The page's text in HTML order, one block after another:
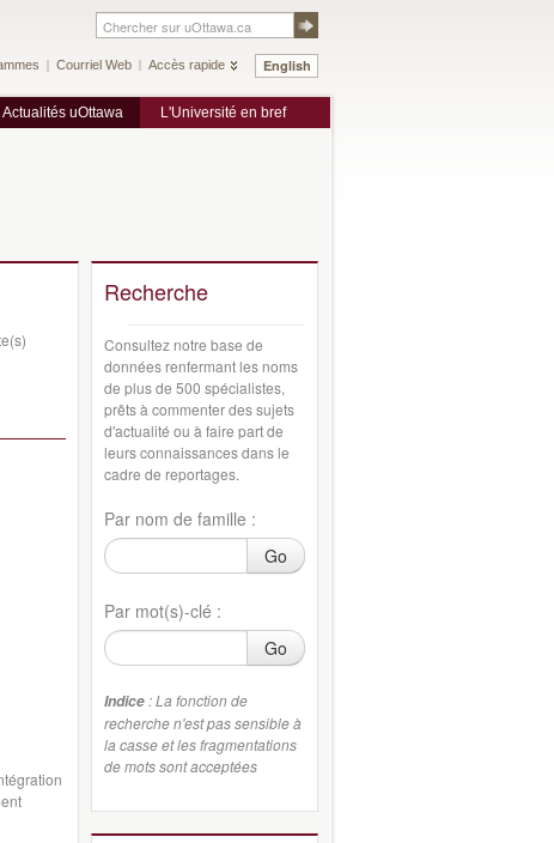
English
Courriel Web Accès rapide
Actualités uOttawa L'Université en bref
Recherche
Consultez notre base de
données renfermant les noms
de plus de 500 spécialistes,
prêts à commenter des sujets
d'actualité ou à faire part de
leurs connaissances dans le
cadre de reportages.
Par nom de famille :
Go
Par mot(s)-clé :
Go
Indice : La fonction de
recherche n'est pas sensible à
la casse et les fragmentations
de mots sont acceptées